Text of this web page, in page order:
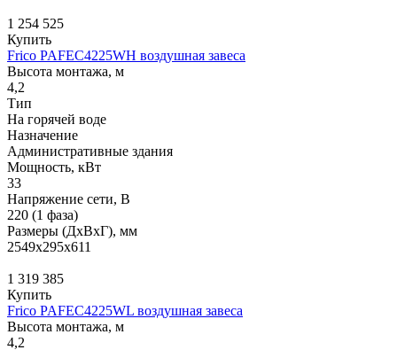
1 254 525
Купить
Frico PAFEC4225WH воздушная завеса
Высота монтажа, м
4,2
Тип
На горячей воде
Назначение
Административные здания
Мощность, кВт
33
Напряжение сети, В
220 (1 фаза)
Размеры (ДхВхГ), мм
2549x295x611
1 319 385
Купить
Frico PAFEC4225WL воздушная завеса
Высота монтажа, м
4,2